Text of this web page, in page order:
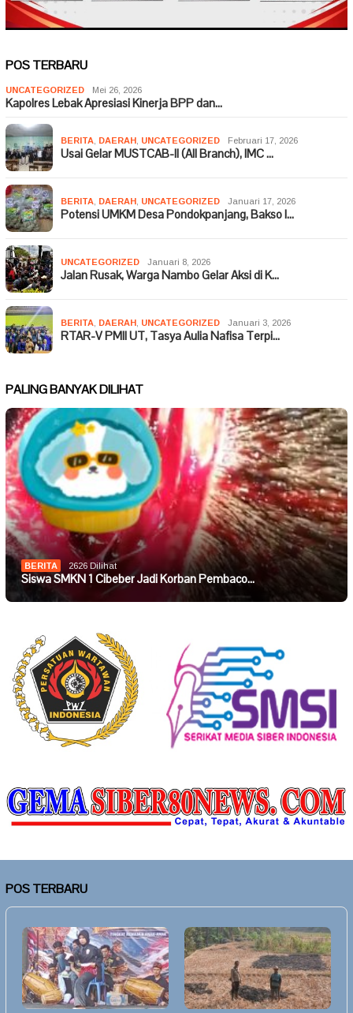
POS TERBARU
UNCATEGORIZED Mei 26, 2026
Kapolres Lebak Apresiasi Kinerja BPP dan…
BERITA, DAERAH , UNCATEGORIZED Februari 17, 2026
Usai Gelar MUSTCAB-II (All Branch), IMC …
BERITA, DAERAH , UNCATEGORIZED Januari 17, 2026
Potensi UMKM Desa Pondokpanjang, Bakso I…
UNCATEGORIZED Januari 8, 2026
Jalan Rusak, Warga Nambo Gelar Aksi di K…
BERITA, DAERAH , UNCATEGORIZED Januari 3, 2026
RTAR-V PMII UT, Tasya Aulia Nafisa Terpi…
PALING BANYAK DILIHAT
BERITA 2626 Dilihat
Siswa SMKN 1 Cibeber Jadi Korban Pembaco…
POS TERBARU